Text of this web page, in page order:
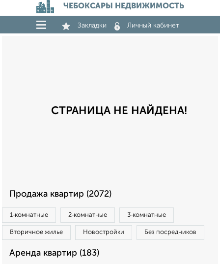
ЧЕБОКСАРЫ НЕДВИЖИМОСТЬ
Закладки Личный кабинет
СТРАНИЦА НЕ НАЙДЕНА!
Продажа квартир (2072)
1‑комнатные 2‑комнатные 3‑комнатные
Вторичное жилье Новостройки Без посредников
Аренда квартир (183)